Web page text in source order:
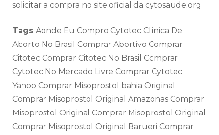
solicitar a compra no site oficial da cytosaude.org
Tags Aonde Eu Compro Cytotec Clínica De
Aborto No Brasil Comprar Abortivo Comprar
Citotec Comprar Citotec No Brasil Comprar
Cytotec No Mercado Livre Comprar Cytotec
Yahoo Comprar Misoprostol bahia Original
Comprar Misoprostol Original Amazonas Comprar
Misoprostol Original Comprar Misoprostol Original
Comprar Misoprostol Original Barueri Comprar